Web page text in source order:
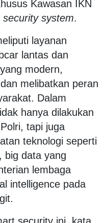
Kawasan IKN
security system.
layanan
lantas dan
modern,
melibatkan peran
Dalam
hanya dilakukan
tapi juga
teknologi seperti
big data yang
lembaga
intelligence pada